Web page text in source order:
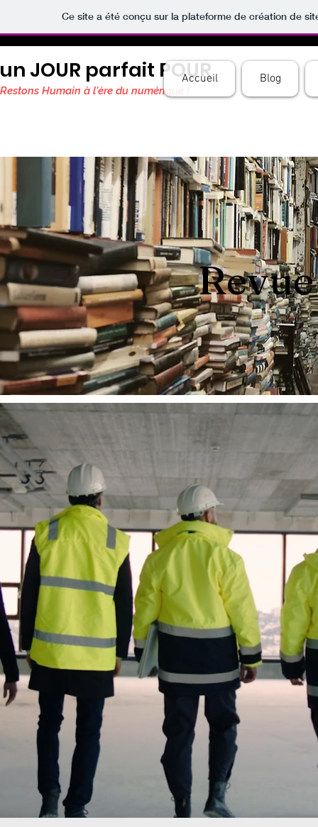
Ce site a été conçu sur la plateforme de création de
un JOUR parfait POUR
Restons Humain à l'ère du numérique !
Accueil Blog